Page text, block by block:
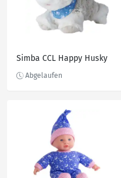
Simba CCL Happy Husky